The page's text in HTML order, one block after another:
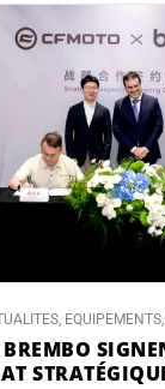
, EQUIPEMENTS,